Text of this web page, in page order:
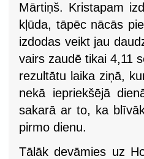
Mārtiņš. Kristapam
kļūda, tāpēc nācās
izdodas veikt jau
vairs zaudē tikai 4,11
rezultātu laika ziņā,
nekā iepriekšējā
sakarā ar to, ka
pirmo dienu.
Tālāk devāmies uz